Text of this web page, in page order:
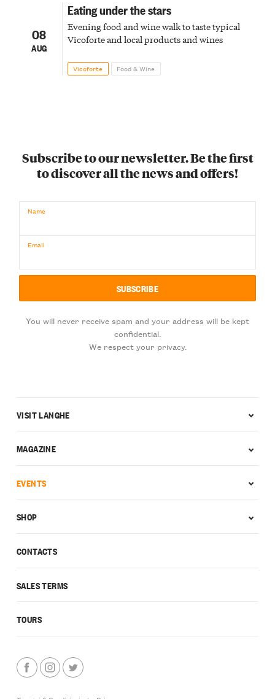
08
AUG
Eating under the stars
Evening food and wine walk to taste typical
Vicoforte and local products and wines
Vicoforte Food & Wine
Subscribe to our newsletter. Be the first
to discover all the news and offers!
Name
Email
You will never receive spam and your address will be kept
confidential.
We respect your privacy.
CONTACTS
SALES TERMS
TOURS
VISIT LANGHE
MAGAZINE
EVENTS
SHOP